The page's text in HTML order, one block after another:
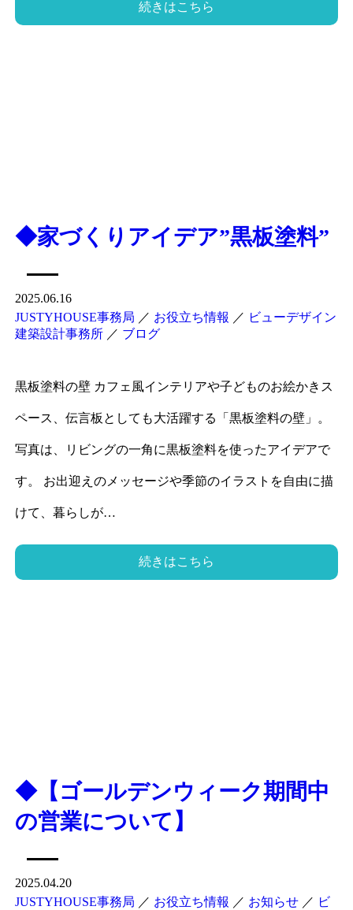
続きはこちら
◆家づくりアイデア”黒板塗料”
2025.06.16
JUSTYHOUSE事務局 ／ お役立ち情報 ／ ビューデザイン
建築設計事務所／ ブログ
黒板塗料の壁 カフェ風インテリアや子どものお絵かきス
ペース、伝言板としても大活躍する「黒板塗料の壁」。
写真は、リビングの一角に黒板塗料を使ったアイデアで
す。 お出迎えのメッセージや季節のイラストを自由に描
けて、暮らしが…
続きはこちら
◆【ゴールデンウィーク期間中
の営業について】
2025.04.20
JUSTYHOUSE事務局 ／ お役立ち情報 ／ お知らせ／ ビ